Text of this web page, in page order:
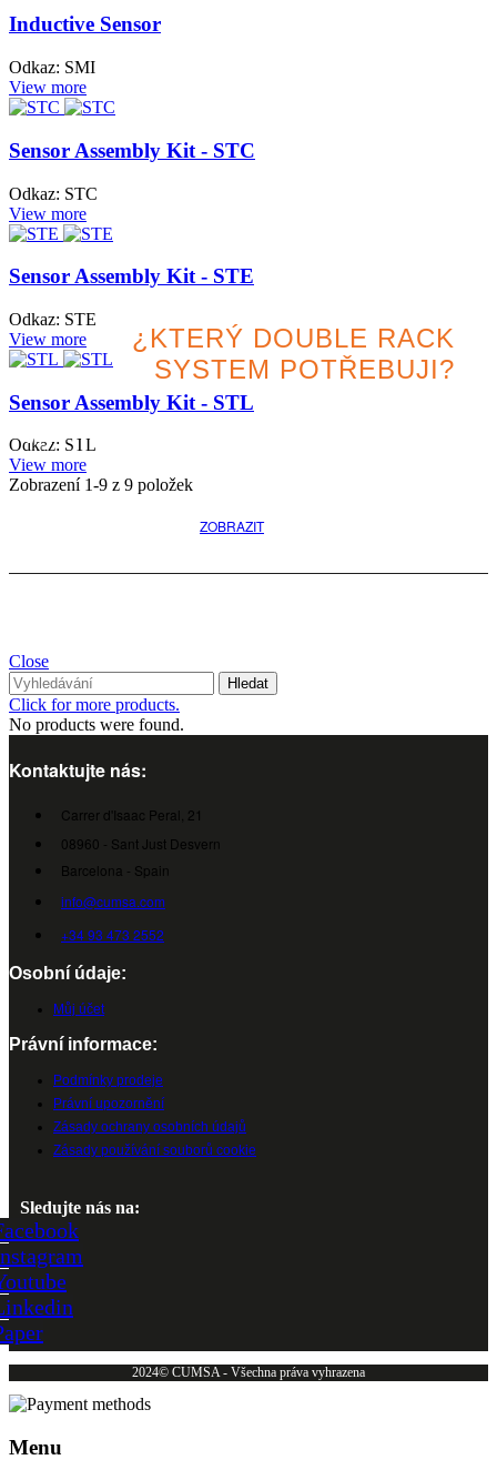
Inductive Sensor
Odkaz: SMI
View more
Sensor Assembly Kit - STC
Odkaz: STC
View more
Sensor Assembly Kit - STE
Odkaz: STE
View more
Sensor Assembly Kit - STL
Odkaz: STL
View more
Zobrazení 1-9 z 9 položek
¿KTERÝ DOUBLE RACK
SYSTEM POTŘEBUJI?
Vyhledejte nejlepší variantu
ZOBRAZIT
Close
Hledat
Click for more products.
No products were found.
Kontaktujte nás:
Carrer d'Isaac Peral, 21
08960 - Sant Just Desvern
Barcelona - Spain
info@cumsa.com
+34 93 473 2552
Osobní údaje:
Můj účet
Právní informace:
Podmínky prodeje
Právní upozornění
Zásady ochrany osobních údajů
Zásady používání souborů cookie
Sledujte nás na:
2024© CUMSA - Všechna práva vyhrazena
Menu